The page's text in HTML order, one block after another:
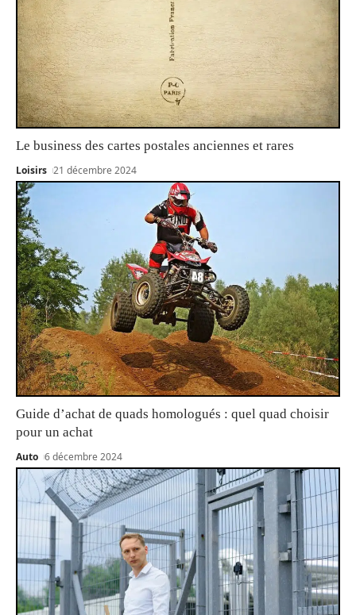
Le business des cartes postales anciennes et rares
Loisirs 21 décembre 2024
Guide d’achat de quads homologués : quel quad choisir
pour un achat
Auto 6 décembre 2024